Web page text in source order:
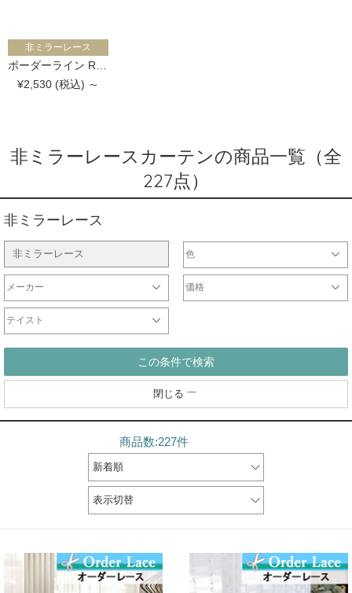
非ミラーレース
¥2,530 (税込) ～
非ミラーレースカーテンの商品一覧（全
227点）
非ミラーレース
閉じる
非ミラーレース 色
ホワイト・ベージュ系
ブラウン系
ブラック・グレー系
レッド・ピンク系
イエロー系
ブルー・ネイビー系
パープル系
グリーン系
シルバー・ゴールド系
マルチ・その他カラー
メーカー 価格
テイスト
シンプル
北欧
モダン
ナチュラル
カジュアル
エレガント
クラシック
和
この条件で検索
商品数:227件
新着順
表示切替